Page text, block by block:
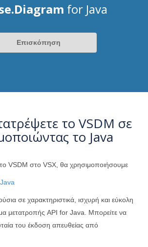
for Java
Επισκόπηση
το VSDM σε
το Java
VSDM στο VSX, θα χρησιμοποιήσουμε
σε χαρακτηριστικά, ισχυρή και εύκολη
μετατροπής API for Java. Μπορείτε να
του έκδοση απευθείας από